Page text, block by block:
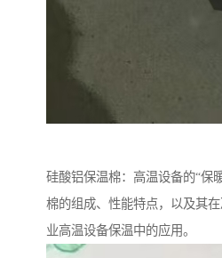
硅酸铝保温棉：高温设备的“保
棉的组成、性能特点，以及其
业高温设备保温中的应用。